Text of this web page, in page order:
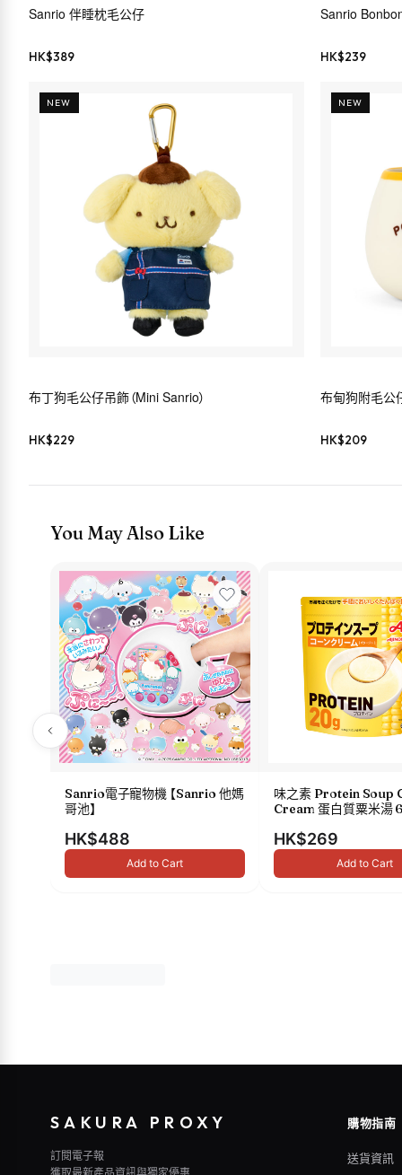
Sanrio 伴睡枕毛公仔
HK$389
Sanrio
HK$239
NEW
布丁狗毛公仔吊飾（Mini Sanrio）
HK$229
NEW
布甸狗附毛公
HK$209
You May Also Like
Sanrio電子寵物機 【Sanrio 他媽
哥池】
HK$488
Add to Cart
味之素 Protein Soup
Cream 蛋白質粟米湯
HK$269
Add to Cart
SAKURA PROXY
訂閱電子報
購物指南
送貨資訊